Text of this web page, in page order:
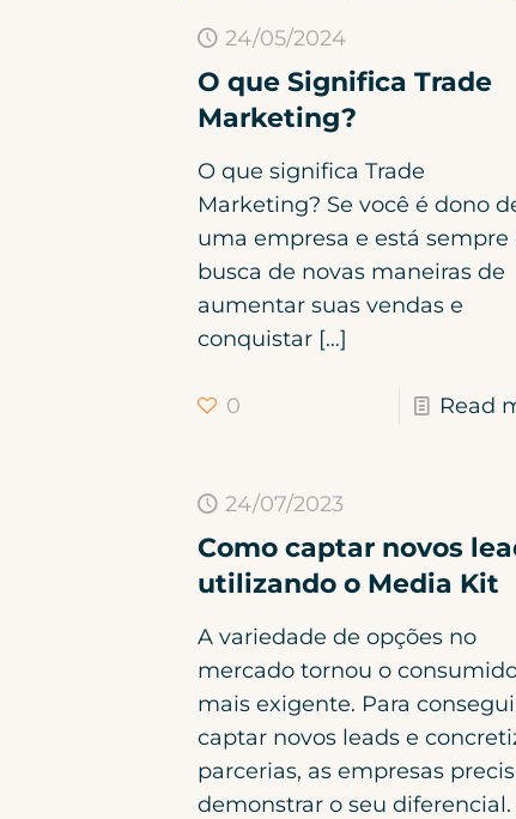
24/05/2024
O que Significa Trade
Marketing?
O que significa Trade
Marketing? Se você é dono
uma empresa e está sempre
busca de novas maneiras de
aumentar suas vendas e
conquistar[…]
0 Read
24/07/2023
Como captar novos
utilizando o Media Kit
A variedade de opções no
mercado tornou o
mais exigente. Para
captar novos leads e
parcerias, as empresas
demonstrar o seu diferencial.